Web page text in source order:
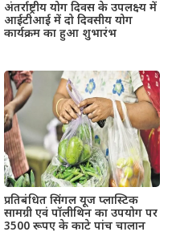
अंतर्राष्ट्रीय योग दिवस के उपलक्ष्य में
आईटीआई में दो दिवसीय योग
कार्यक्रम का हुआ शुभारंभ
प्रतिबंधित सिंगल यूज प्लास्टिक
सामग्री एवं पॉलीथिन का उपयोग पर
3500 रूपए के काटे पांच चालान